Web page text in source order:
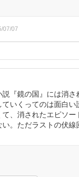
07/07
『鏡の国』には消
いくってのは面白
、消されたエピソ
。ただラストの伏